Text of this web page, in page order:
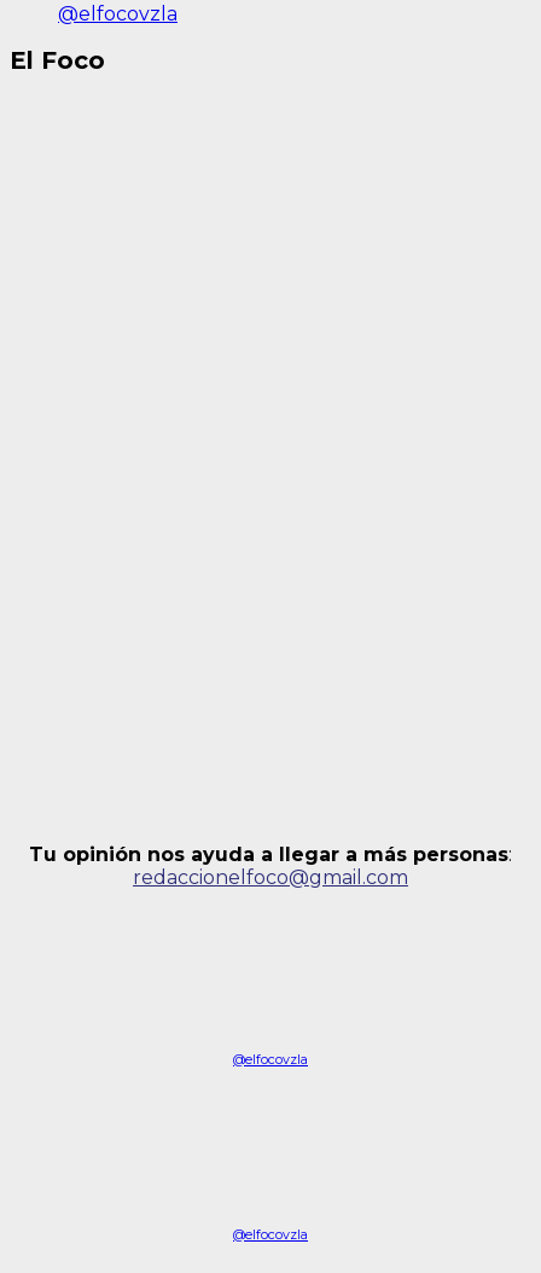
@elfocovzla
El Foco
Tu opinión nos ayuda a llegar a más personas:
redaccionelfoco@gmail.com
@elfocovzla
@elfocovzla